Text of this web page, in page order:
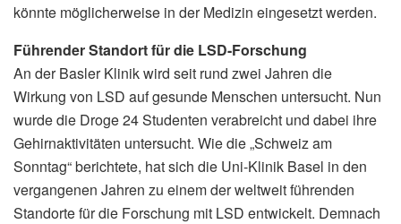
könnte möglicherweise in der Medizin eingesetzt werden.
Führender Standort für die LSD-Forschung
An der Basler Klinik wird seit rund zwei Jahren die
Wirkung von LSD auf gesunde Menschen untersucht. Nun
wurde die Droge 24 Studenten verabreicht und dabei ihre
Gehirnaktivitäten untersucht. Wie die „Schweiz am
Sonntag“ berichtete, hat sich die Uni-Klinik Basel in den
vergangenen Jahren zu einem der weltweit führenden
Standorte für die Forschung mit LSD entwickelt. Demnach